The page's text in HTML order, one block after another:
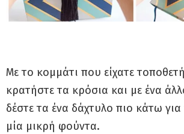
Με το κομμάτι που είχατε
κρατήστε τα κρόσια και με ένα
δέστε τα ένα δάχτυλο πιο κάτω για
μία μικρή φούντα.